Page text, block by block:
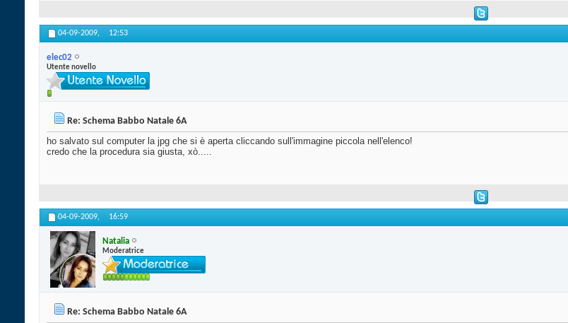
04-09-2009, 12:53
elec02
Utente novello
Re: Schema Babbo Natale 6A
ho salvato sul computer la jpg che si è aperta cliccando sull'immagine piccola nell'elenco!
credo che la procedura sia giusta, xò.....
04-09-2009, 16:59
Natalia
Moderatrice
Re: Schema Babbo Natale 6A